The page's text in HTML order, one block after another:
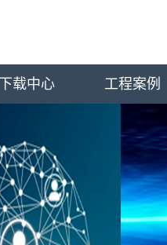
下载中心 工程案例